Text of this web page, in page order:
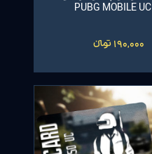
PUBG MOBILE UC
190,000 تومانءءء